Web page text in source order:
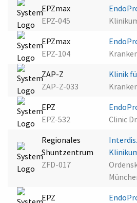
EPZmax
EPZ-045
EPZmax
EPZ-104
ZAP-Z
ZAP-Z-033
Klinik
EPZ
EPZ-532
Clinic
Regionales
Shuntzentrum
ZFD-017
EPZ